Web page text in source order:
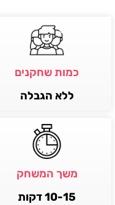
כמות שחקנים
ללא הגבלה
משך המשחק
10-15 דקות